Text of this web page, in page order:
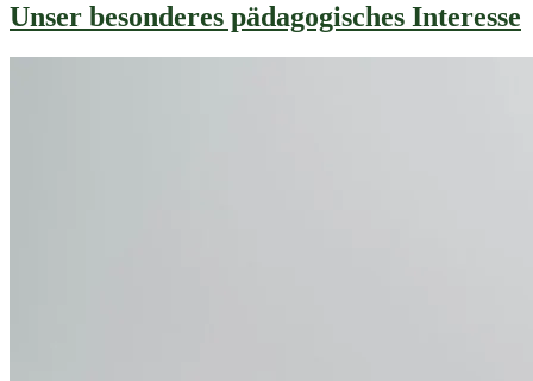
Unser besonderes pädagogisches Interesse